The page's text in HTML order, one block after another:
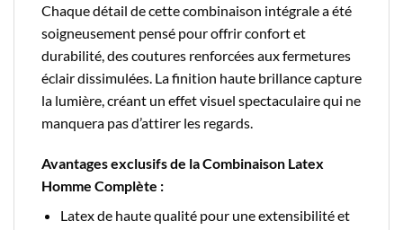
Chaque détail de cette combinaison intégrale a été
soigneusement pensé pour offrir confort et
durabilité, des coutures renforcées aux fermetures
éclair dissimulées. La finition haute brillance capture
la lumière, créant un effet visuel spectaculaire qui ne
manquera pas d’attirer les regards.
Avantages exclusifs de la Combinaison Latex
Homme Complète :
Latex de haute qualité pour une extensibilité et